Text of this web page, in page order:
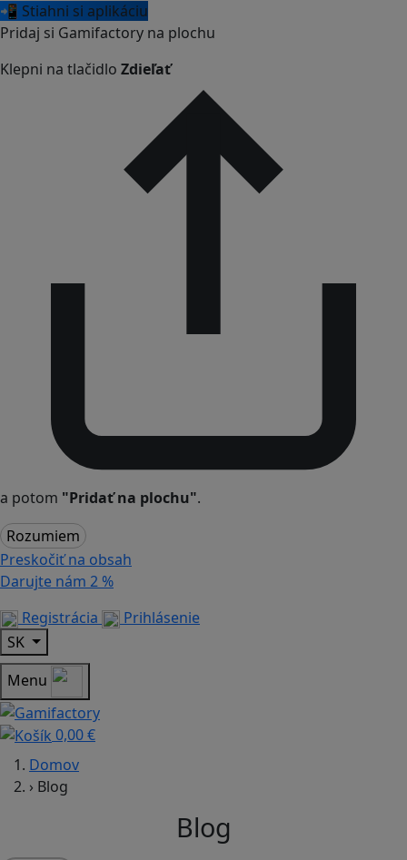
📲 Stiahni si aplikáciu
Pridaj si Gamifactory na plochu
Klepni na tlačidlo Zdieľať
a potom "Pridať na plochu".
Rozumiem
Preskočiť na obsah
Darujte nám 2 %
Registrácia
Prihlásenie
SK
Menu
0,00 €
Domov
› Blog
Blog